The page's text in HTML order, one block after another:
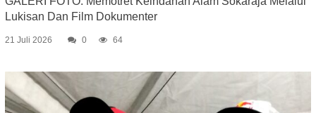
Lukisan Dan Film Dokumenter
21 Juli 2026 0 64